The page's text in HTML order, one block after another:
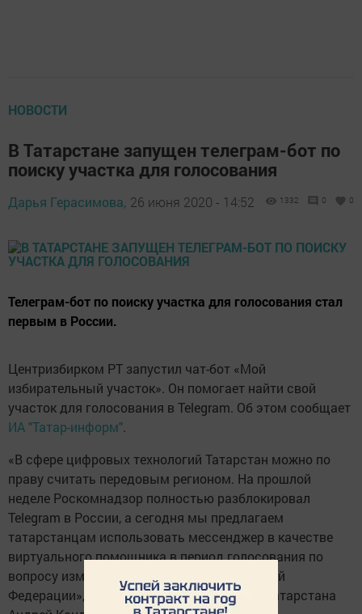
НОВОСТИ
В Татарстане запущен телеграм-бот по
поиску участка для голосования
Дарья Герасимова, 26 июня 2020 - 14:52 1332 0 0
Телеграм-бот по поиску участка для голосования стал
первым в России.
Центризбирком РТ запустил чат-бот «Мой
избирательный участок». Он помогает найти свой
участок для голосования в Telegram. Об этом сообщает
ИА "Татар-информ".
«В сфере цифровых технологий Татарстан можно по
праву считать передовым регионом. На прошлой
неделе Роскомнадзор полностью разблокировал
Telegram в России, а сегодня мы предлагаем
татарстанцам использовать мессенджер в качестве
виртуального помощника в период голосования по
вопросу изменения Конституции Российской
Федерации», — сказал председатель ЦИК Татарстана